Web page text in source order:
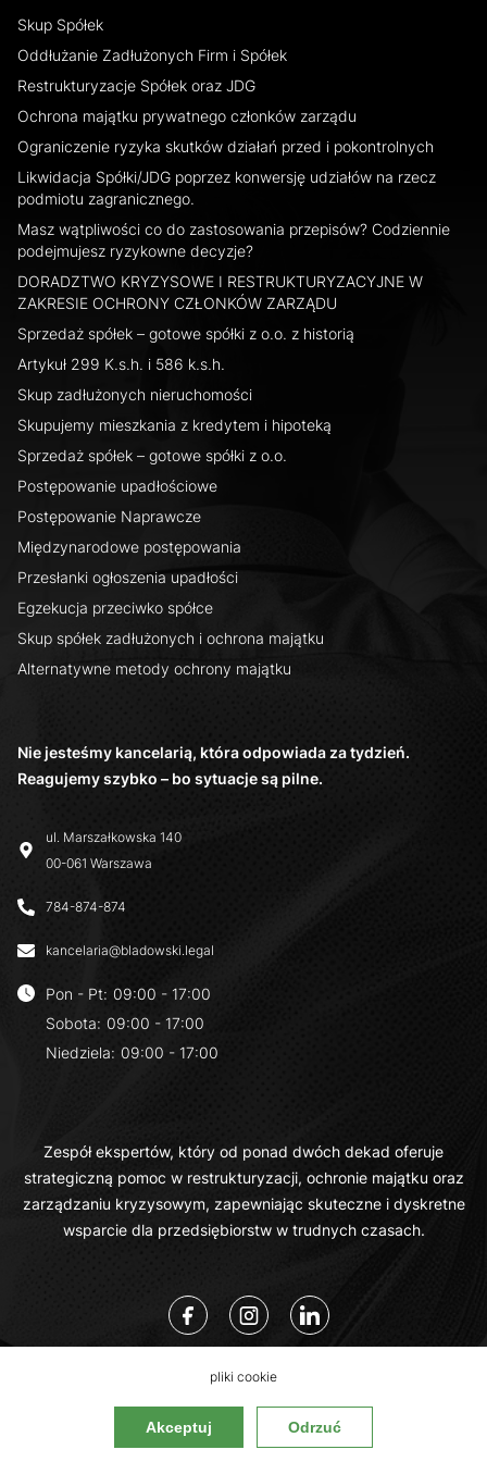
pliki cookie
Akceptuj Odrzuć
Zespół ekspertów, który od ponad dwóch dekad oferuje
strategiczną pomoc w restrukturyzacji, ochronie majątku oraz
zarządzaniu kryzysowym, zapewniając skuteczne i dyskretne
wsparcie dla przedsiębiorstw w trudnych czasach.
Kancelaria Bladowski.Legal
Nie jesteśmy kancelarią, która odpowiada za tydzień.
Reagujemy szybko – bo sytuacje są pilne.
ul. Marszałkowska 140
00-061 Warszawa
784-874-874
kancelaria@bladowski.legal
Pon - Pt: 09:00 - 17:00
Sobota: 09:00 - 17:00
Niedziela: 09:00 - 17:00
Skup Spółek
Oddłużanie Zadłużonych Firm i Spółek
Restrukturyzacje Spółek oraz JDG
Ochrona majątku prywatnego członków zarządu
Ograniczenie ryzyka skutków działań przed i pokontrolnych
Likwidacja Spółki/JDG poprzez konwersję udziałów na rzecz
podmiotu zagranicznego.
Masz wątpliwości co do zastosowania przepisów? Codziennie
podejmujesz ryzykowne decyzje?
DORADZTWO KRYZYSOWE I RESTRUKTURYZACYJNE W
ZAKRESIE OCHRONY CZŁONKÓW ZARZĄDU
Sprzedaż spółek – gotowe spółki z o.o. z historią
Artykuł 299 K.s.h. i 586 k.s.h.
Skup zadłużonych nieruchomości
Skupujemy mieszkania z kredytem i hipoteką
Sprzedaż spółek – gotowe spółki z o.o.
Postępowanie upadłościowe
Postępowanie Naprawcze
Międzynarodowe postępowania
Przesłanki ogłoszenia upadłości
Egzekucja przeciwko spółce
Skup spółek zadłużonych i ochrona majątku
Alternatywne metody ochrony majątku